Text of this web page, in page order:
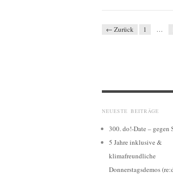
← Zurück 1 …
NEUESTE BEITRÄGE
300. do!-Date – gegen
5 Jahre inklusive &
klimafreundliche
Donnerstagsdemos